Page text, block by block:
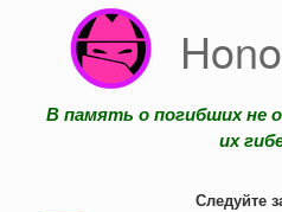
содержанию
В память о погибших не
их
Следуйте